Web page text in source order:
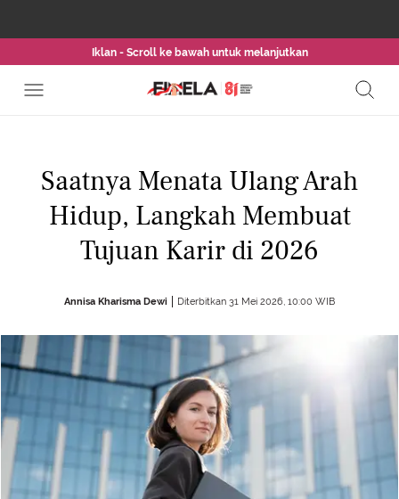
Iklan - Scroll ke bawah untuk melanjutkan
Saatnya Menata Ulang Arah
Hidup, Langkah Membuat
Tujuan Karir di 2026
Annisa Kharisma Dewi Diterbitkan 31 Mei 2026, 10:00 WIB